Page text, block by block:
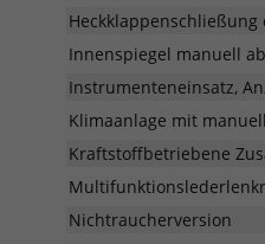
Innenspiegel manuell
Instrumenteneinsatz,
Klimaanlage mit
Kraftstoffbetriebene
Nichtraucherversion